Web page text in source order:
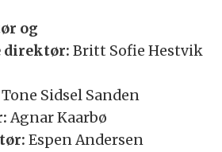
og
direktør: Britt Sofie Hestvik
Tone Sidsel Sanden
Agnar Kaarbø
Espen Andersen